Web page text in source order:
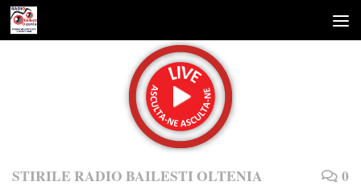
Skip to content
STIRILE RADIO BAILESTI OLTENIA 0